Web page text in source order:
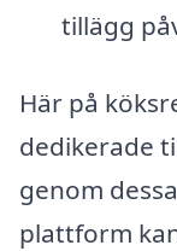
tillägg
Här på
dedikerade
genom
plattform